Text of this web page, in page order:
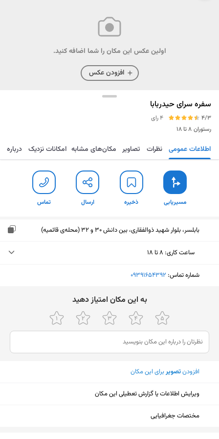
اولین عکس این مکان را شما اضافه کنید.
افزودن عکس
سفره سرای حیدربابا
4/3
4 رای
رستوران ۸ تا ۱۸
مسیریابی ذخیره ارسال تماس اطلاعات عمومی نظرات تصاویر مکان‌های مشابه امکانات نزدیک درباره
مسیریابی ذخیره ارسال تماس
بابلسر، بلوار شهید ذوالفقاری، بین دانش 30 و 32 (محله‌ی قائميه)
ساعت کاری: ۸ تا ۱۸
یکشنبه (امروز)
چهارشنبه
۸ تا ۱۸
پنجشنبه
۸ تا ۱۸
جمعه
شنبه
شماره تماس: ‎09391654392
ﺑﻪ اﯾﻦ ﻣﮑﺎن اﻣﺘﯿﺎز دﻫﯿﺪ
افزودنتصویربرای این مکان
ویرایش اطلاعات یا گزارش تعطیلی این مکان
مختصات جغرافیایی